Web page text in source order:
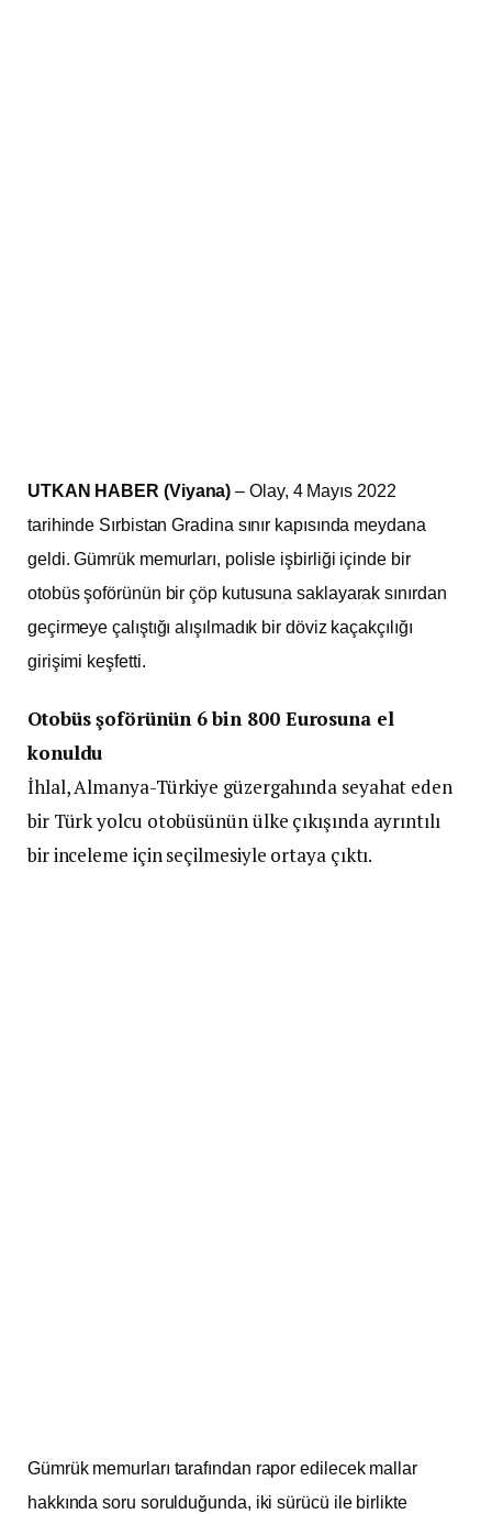
UTKAN HABER (Viyana)– Olay, 4 Mayıs 2022
tarihinde Sırbistan Gradina sınır kapısında meydana
geldi. Gümrük memurları, polisle işbirliği içinde bir
otobüs şoförünün bir çöp kutusuna saklayarak sınırdan
geçirmeye çalıştığı alışılmadık bir döviz kaçakçılığı
girişimi keşfetti.
Otobüs şoförünün 6 bin 800 Eurosuna el
konuldu
İhlal, Almanya-Türkiye güzergahında seyahat eden
bir Türk yolcu otobüsünün ülke çıkışında ayrıntılı
bir inceleme için seçilmesiyle ortaya çıktı.
Gümrük memurları tarafından rapor edilecek mallar
hakkında soru sorulduğunda, iki sürücü ile birlikte